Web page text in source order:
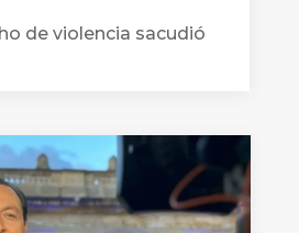
de violencia sacudió